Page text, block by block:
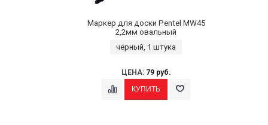
Маркер для доски Pentel MW45
2,2мм овальный
черный, 1 штука
ЦЕНА: 79 руб.